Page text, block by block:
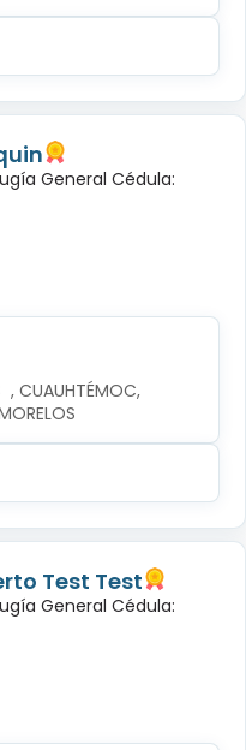
General Cédula:
, CUAUHTÉMOC,
Test Test
General Cédula: